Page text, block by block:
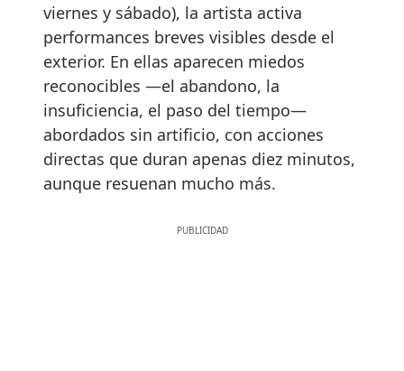
viernes y sábado), la artista activa
performances breves visibles desde el
exterior. En ellas aparecen miedos
reconocibles —el abandono, la
insuficiencia, el paso del tiempo—
abordados sin artificio, con acciones
directas que duran apenas diez minutos,
aunque resuenan mucho más.